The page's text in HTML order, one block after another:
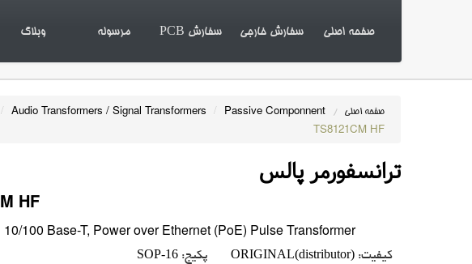
صفحه اصلی سفارش خارجی سفارش PCB مرسوله وبلاگ
صفحه اصلی /
Passive Componnent
/
Audio Transformers / Signal Transformers
/
TS8121CM HF
ترانسفورمر پالس
HF
100 Base-T, Power over Ethernet (PoE) Pulse Transformer
کیفیت: ORIGINAL(distributor) پکیج: SOP-16